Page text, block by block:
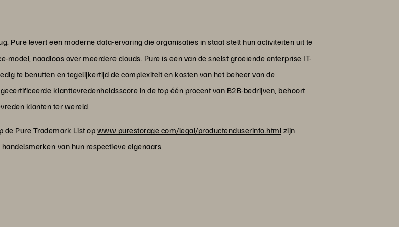
Pure levert een moderne data-ervaring die organisaties in staat stelt hun activiteiten uit te
model, naadloos over meerdere clouds. Pure is een van de snelst groeiende enterprise IT-
te benutten en tegelijkertijd de complexiteit en kosten van het beheer van de
klanttevredenheidsscore in de top één procent van B2B-bedrijven, behoort
klanten ter wereld.
de Pure Trademark List opwww.purestorage.com/legal/productenduserinfo.htmlzijn
van hun respectieve eigenaars.